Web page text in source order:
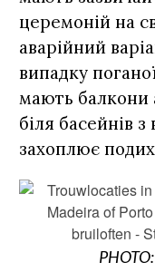
церемоній на
аварійний
випадку
мають балкони
біля басейнів
захоплює